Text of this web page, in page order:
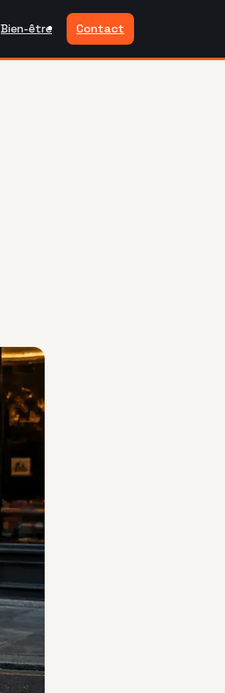
Bien-être Contact